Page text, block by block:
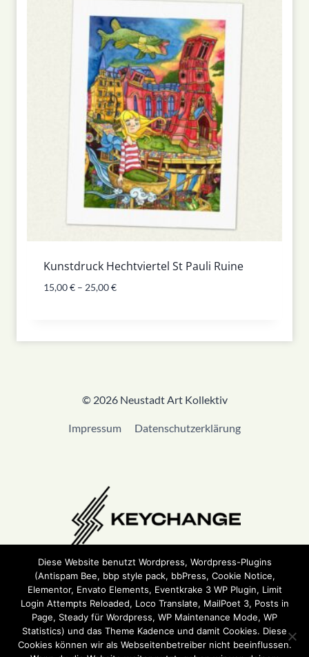
Kunstdruck Hechtviertel St Pauli Ruine
15,00€ – 25,00€
© 2026 Neustadt Art Kollektiv
Impressum Datenschutzerklärung
Wir sind Teil vonKeychange und haben einePledge
unterzeichnet.
Diese Website benutzt Wordpress, Wordpress-Plugins
(Antispam Bee, bbp style pack, bbPress, Cookie Notice,
Elementor, Envato Elements, Eventkrake 3 WP Plugin, Limit
Login Attempts Reloaded, Loco Translate, MailPoet 3, Posts in
Page, Steady für Wordpress, WP Maintenance Mode, WP
Statistics) und das Theme Kadence und damit Cookies. Diese
Cookies können wir als Webseitenbetreiber nicht beeinflussen.